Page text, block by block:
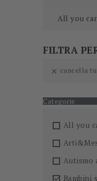
All you
FILTRA
 cancella
Categorie
All you
